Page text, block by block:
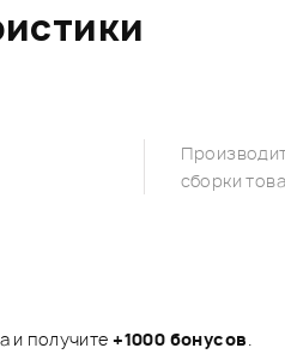
сборки
и получите+1000 бонусов.